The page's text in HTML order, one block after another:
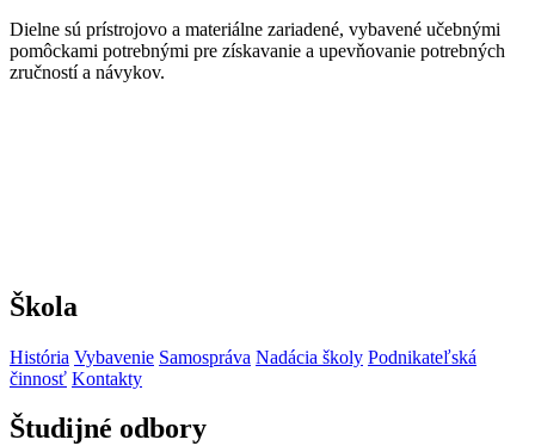
Dielne sú prístrojovo a materiálne zariadené, vybavené učebnými
pomôckami potrebnými pre získavanie a upevňovanie potrebných
zručností a návykov.
Škola
História Vybavenie Samospráva Nadácia školy Podnikateľská
činnosť Kontakty
Študijné odbory